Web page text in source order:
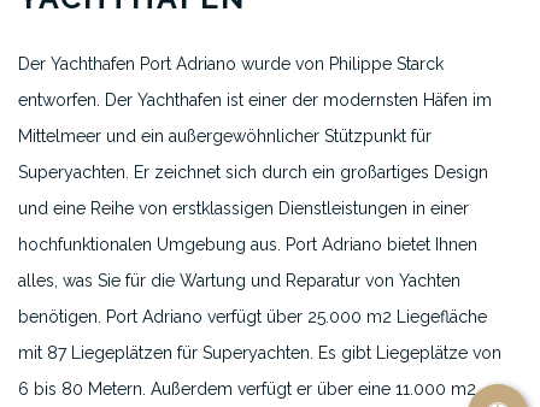
Der Yachthafen Port Adriano wurde von Philippe Starck
entworfen. Der Yachthafen ist einer der modernsten Häfen im
Mittelmeer und ein außergewöhnlicher Stützpunkt für
Superyachten. Er zeichnet sich durch ein großartiges Design
und eine Reihe von erstklassigen Dienstleistungen in einer
hochfunktionalen Umgebung aus. Port Adriano bietet Ihnen
alles, was Sie für die Wartung und Reparatur von Yachten
benötigen. Port Adriano verfügt über 25.000 m2 Liegefläche
mit 87 Liegeplätzen für Superyachten. Es gibt Liegeplätze von
6 bis 80 Metern. Außerdem verfügt er über eine 11.000 m2